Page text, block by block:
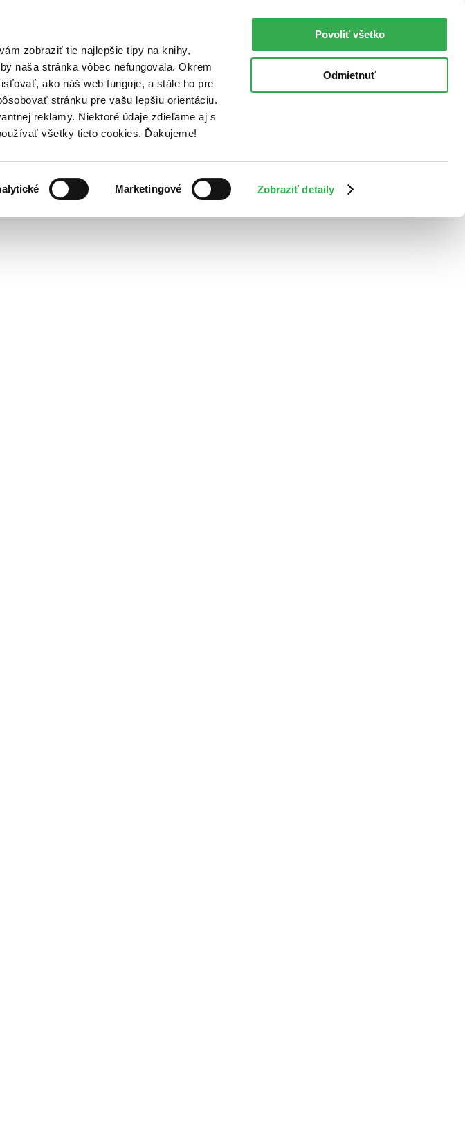
zobraziť tie najlepšie tipy na knihy,
naša stránka vôbec nefungovala. Okrem
ako náš web funguje, a stále ho pre
stránku pre vašu lepšiu orientáciu.
reklamy. Niektoré údaje zdieľame aj s
všetky tieto cookies. Ďakujeme!
Marketingové Zobraziť detaily
Povoliť všetko
Odmietnuť